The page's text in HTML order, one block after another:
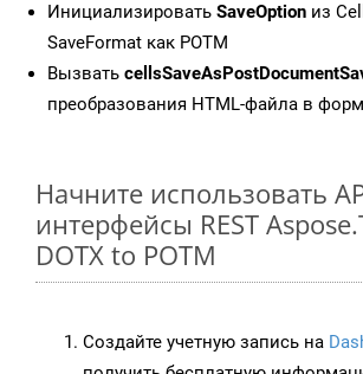
Инициализировать SaveOption из
SaveFormat как POTM
Вызвать
преобразования HTML-файла в
Начните использовать
интерфейсы REST
DOTX to POTM
Создайте учетную запись на